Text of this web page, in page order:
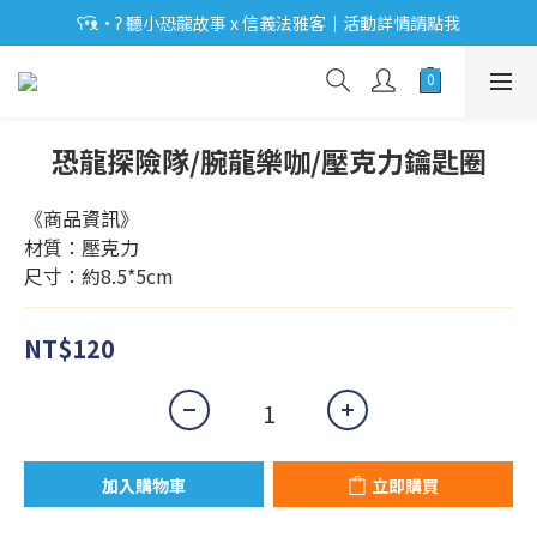
【出貨公告】8/4-16暫停出貨，敬請見諒
ʕ•͡ᴥ•ʔ 聽小恐龍故事 x 信義法雅客｜活動詳情請點我
ʕ•͡ᴥ•ʔ 【優惠相報】登入會員享更多優惠。
恐龍探險隊/腕龍樂咖/壓克力鑰匙圈
《商品資訊》
材質：壓克力
尺寸：約8.5*5cm
NT$120
加入購物車 立即購買